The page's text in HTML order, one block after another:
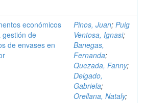
económicos
gestión de
de envases en
Pinos, Juan; Puig
Ventosa, Ignasi;
Banegas,
Fernanda;
Quezada, Fanny;
Delgado,
Gabriela;
Orellana, Nataly;